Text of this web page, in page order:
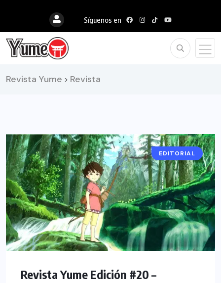
Síguenos en
Revista Yume > Revista
EDITORIAL
Revista Yume Edición #20 –